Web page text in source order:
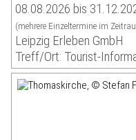
08.08.2026 bis
(mehrere Einzeltermine im
Leipzig Erleben GmbH
Treff/Ort: Tourist-